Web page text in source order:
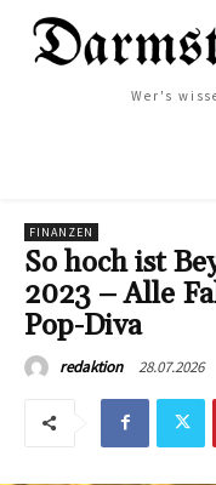
Wer's
FINANZEN
So hoch ist
2023 – Alle
Pop-Diva
redaktion 28.07.2026